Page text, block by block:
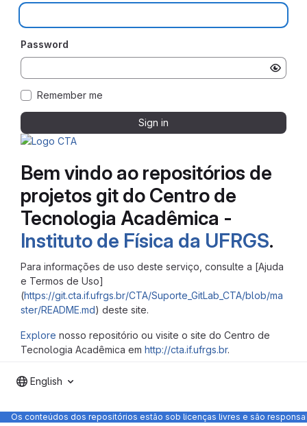
Bem vindo ao repositórios de
projetos git do Centro de
Tecnologia Acadêmica -
Instituto de Física da UFRGS.
Para informações de uso deste serviço, consulte a [Ajuda
e Termos de Uso]
(https://git.cta.if.ufrgs.br/CTA/Suporte_GitLab_CTA/blob/ma
ster/README.md) deste site.
Explore nosso repositório ou visite o site do Centro de
Tecnologia Acadêmica em http://cta.if.ufrgs.br.
Password
Remember me
Sign in
English
Os conteúdos dos repositórios estão sob licenças livres e são